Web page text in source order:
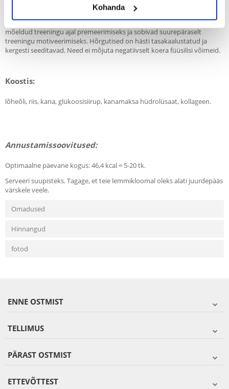
Kohanda
Snäkid on mõeldudväikestele koeratõugudele (1-10 kg). Need on
mõeldud treeningu ajal premeerimiseks ja sobivad suurepäraselt
treeningu motiveerimiseks. Hõrgutised on hästi tasakaalustatud ja
kergesti seeditavad. Need ei mõjuta negatiivselt koera füüsilisi võimeid.
Koostis:
lõheõli, riis, kana, glükoosisiirup, kanamaksa hüdrolüsaat, kollageen.
Annustamissoovitused:
Optimaalne päevane kogus: 46,4 kcal = 5-20 tk.
Serveeri suupisteks. Tagage, et teie lemmikloomal oleks alati juurdepääs
värskele veele.
Omadused
Hinnangud
fotod
ENNE OSTMIST
TELLIMUS
PÄRAST OSTMIST
ETTEVÕTTEST